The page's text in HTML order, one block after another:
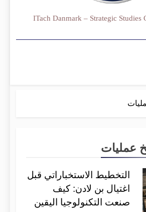
ITach Danmark – Strategic Studies
عمليات
التخطيط الاستخباراتي قبل
اغتيال بن لادن: كيف
صنعت التكنولوجيا اليقين